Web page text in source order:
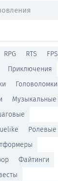
RPG RTS
FPS
Приключения
Головоломки
Музыкальные
Ролевые
Файтинги